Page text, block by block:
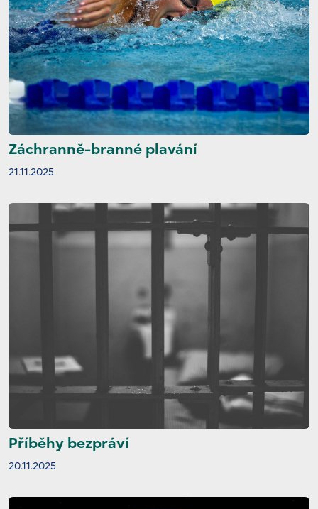
Záchranně-branné plavání
21.11.2025
Příběhy bezpráví
20.11.2025